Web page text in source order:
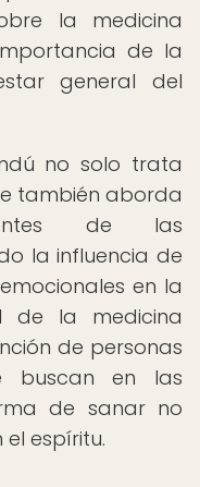
la medicina
de la
general del
no solo trata
también aborda
de las
la influencia de
en la
de la medicina
de personas
buscan en las
de sanar no
espíritu.